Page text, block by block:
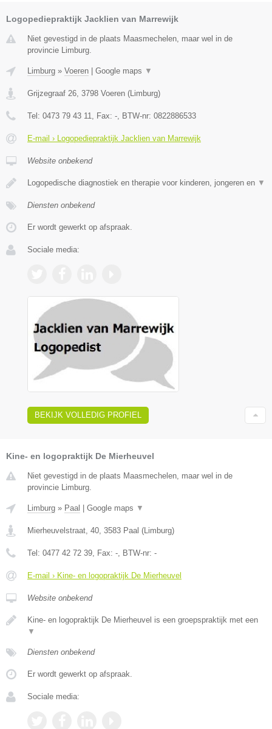
Logopediepraktijk Jacklien van Marrewijk
Niet gevestigd in de plaats Maasmechelen, maar wel in de
provincie Limburg.
Limburg » Voeren | Google maps ▼
Grijzegraaf 26 3798 Voeren (Limburg)
Tel: 0473 79 43 11 , Fax: - , BTW-nr: 0822886533
E-mail › Logopediepraktijk Jacklien van Marrewijk
Website onbekend
Logopedische diagnostiek en therapie voor kinderen, jongeren en ▼
Diensten onbekend
Er wordt gewerkt op afspraak.
Sociale media:
BEKIJK VOLLEDIG PROFIEL
Kine- en logopraktijk De Mierheuvel
Niet gevestigd in de plaats Maasmechelen, maar wel in de
provincie Limburg.
Limburg » Paal Google maps ▼
Mierheuvelstraat, 40, 3583 Paal (Limburg)
Tel: 0477 42 72 39, Fax: -, BTW-nr: -
E-mail › Kine- en logopraktijk De Mierheuvel
Website onbekend
Kine- en logopraktijk De Mierheuvel is een groepspraktijk met een
▼
Diensten onbekend
Er wordt gewerkt op afspraak.
Sociale media: